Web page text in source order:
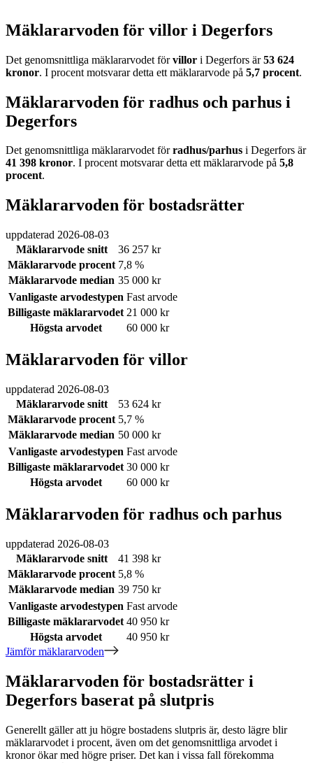
Mäklararvoden för villor i Degerfors
Det genomsnittliga mäklararvodet förvillor i Degerfors är53 624
kronor. I procent motsvarar detta ett mäklararvode på 5,7 procent.
Mäklararvoden för radhus och parhus i
Degerfors
Det genomsnittliga mäklararvodet förradhus/parhus i Degerfors är
41 398 kronor. I procent motsvarar detta ett mäklararvode på 5,8
procent.
Mäklararvoden för bostadsrätter
uppdaterad 2026-08-03
Mäklararvode snitt
36 257 kr
Mäklararvode procent 7,8 %
Mäklararvode median 35 000 kr
Vanligaste arvodestypen Fast arvode
Billigaste mäklararvodet 21 000 kr
Högsta arvodet
60 000 kr
Mäklararvoden för villor
uppdaterad 2026-08-03
Mäklararvode snitt
53 624 kr
Mäklararvode procent 5,7 %
Mäklararvode median 50 000 kr
Vanligaste arvodestypen Fast arvode
Billigaste mäklararvodet 30 000 kr
Högsta arvodet
60 000 kr
Mäklararvoden för radhus och parhus
uppdaterad 2026-08-03
Mäklararvode snitt
41 398 kr
Mäklararvode procent 5,8 %
Mäklararvode median 39 750 kr
Vanligaste arvodestypen Fast arvode
Billigaste mäklararvodet 40 950 kr
Högsta arvodet
40 950 kr
Jämför mäklararvoden
Mäklararvoden för bostadsrätter i
Degerfors baserat på slutpris
Generellt gäller att ju högre bostadens slutpris är, desto lägre blir
mäklararvodet i procent, även om det genomsnittliga arvodet i
kronor ökar med högre priser. Det kan i vissa fall förekomma